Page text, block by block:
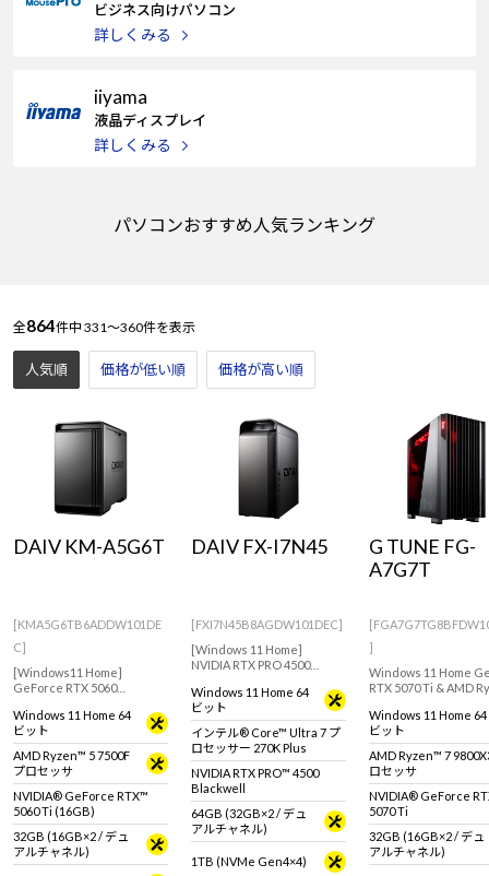
ビジネス向けパソコン
詳しくみる
iiyama
液晶ディスプレイ
詳しくみる
パソコンおすすめ人気ランキング
全864件中 331～360件を表示
人気順 価格が低い順 価格が高い順
DAIV KM-A5G6T
[KMA5G6TB6ADDW101DE
C]
[Windows11 Home]
GeForce RTX 5060
リエイターに向けたミニタ
ワー型デスクトップPC
Windows 11 Home 64
ビット
AMD Ryzen™ 5 7500F
プロセッサ
NVIDIA® GeForce RTX™
5060 Ti (16GB)
32GB (16GB×2 / デュ
アルチャネル)
DAIV FX-I7N45
[FXI7N45B8AGDW101DEC]
[Windows 11 Home]
NVIDIA RTX PRO 4500
にもおすすめなフラグシッ
プモデル
Windows 11 Home 64
ビット
インテル® Core™ Ultra 7 プ
ロセッサー 270K Plus
NVIDIA RTX PRO™ 4500
Blackwell
64GB (32GB×2 / デュ
アルチャネル)
1TB (NVMe Gen4×4)
G TUNE FG-
A7G7T
]
Windows 11 Home
RTX 5070 Ti & AMD
ハイクラスゲーミン
快適なゲームプレイ
編集、配信におすす
※モニタ・マウス・
ードは別売りです。
Windows 11 Home 64
ビット
AMD Ryzen™ 7
ロセッサ
NVIDIA® GeForce
5070 Ti
32GB (16GB×2 / デュ
アルチャネル)